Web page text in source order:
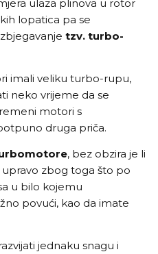
ulaza plinova u rotor
lopatica pa se
tzv. turbo-
imali veliku turbo-rupu,
neko vrijeme da se
motori s
druga priča.
, bez obzira je li
upravo zbog toga što po
u bilo kojemu
povući, kao da imate
jednaku snagu i